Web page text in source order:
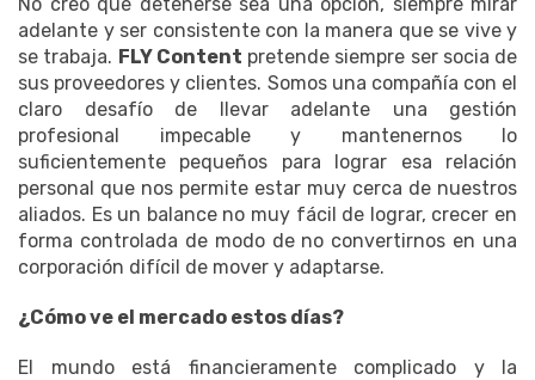
adelante y ser consistente con la manera que se vive y
se trabaja. FLY Content pretende siempre ser socia de
sus proveedores y clientes. Somos una compañía con el
claro desafío de llevar adelante una gestión
profesional impecable y mantenernos lo
suficientemente pequeños para lograr esa relación
personal que nos permite estar muy cerca de nuestros
aliados. Es un balance no muy fácil de lograr, crecer en
forma controlada de modo de no convertirnos en una
corporación difícil de mover y adaptarse.
¿Cómo ve el mercado estos días?
El mundo está financieramente complicado y la